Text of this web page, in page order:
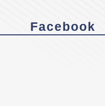
Facebook